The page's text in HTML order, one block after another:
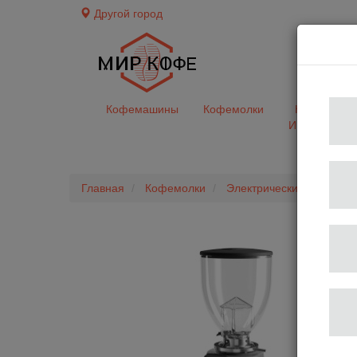
Другой город
Кофемашины Кофемолки
Кофе&Чай
Ингредиенты
Главная Кофемолки Электрические